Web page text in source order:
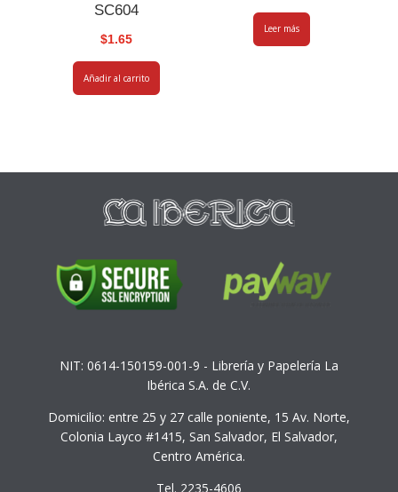
SC604
$1.65
Añadir al carrito
Leer más
NIT: 0614-150159-001-9 - Librería y Papelería La
Ibérica S.A. de C.V.
Domicilio: entre 25 y 27 calle poniente, 15 Av. Norte,
Colonia Layco #1415, San Salvador, El Salvador,
Centro América.
Tel. 2235-4606